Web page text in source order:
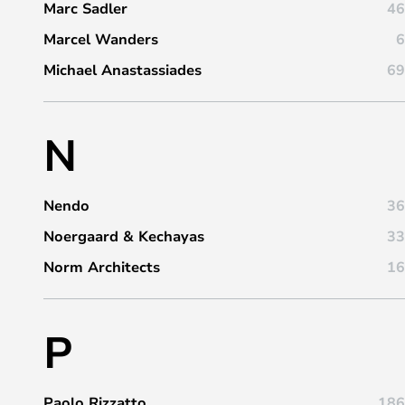
Marc Sadler
46
Marcel Wanders
6
Michael Anastassiades
69
N
Nendo
36
Noergaard & Kechayas
33
Norm Architects
16
P